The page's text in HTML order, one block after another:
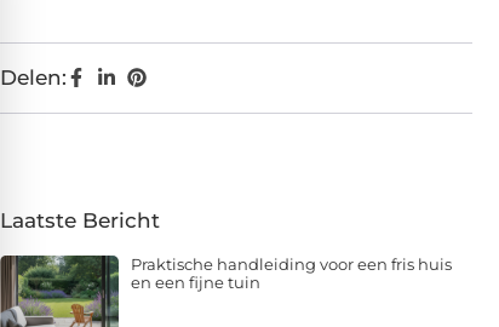
Delen:
Laatste Bericht
Praktische handleiding voor een fris huis
en een fijne tuin